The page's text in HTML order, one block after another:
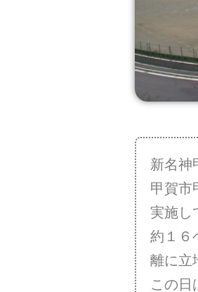
新名神
甲賀市
実施し
約１６
離に立
この日